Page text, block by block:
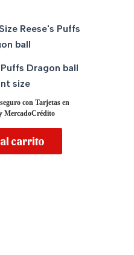
Puffs Dragon ball
size
con Tarjetas en
MercadoCrédito
carrito